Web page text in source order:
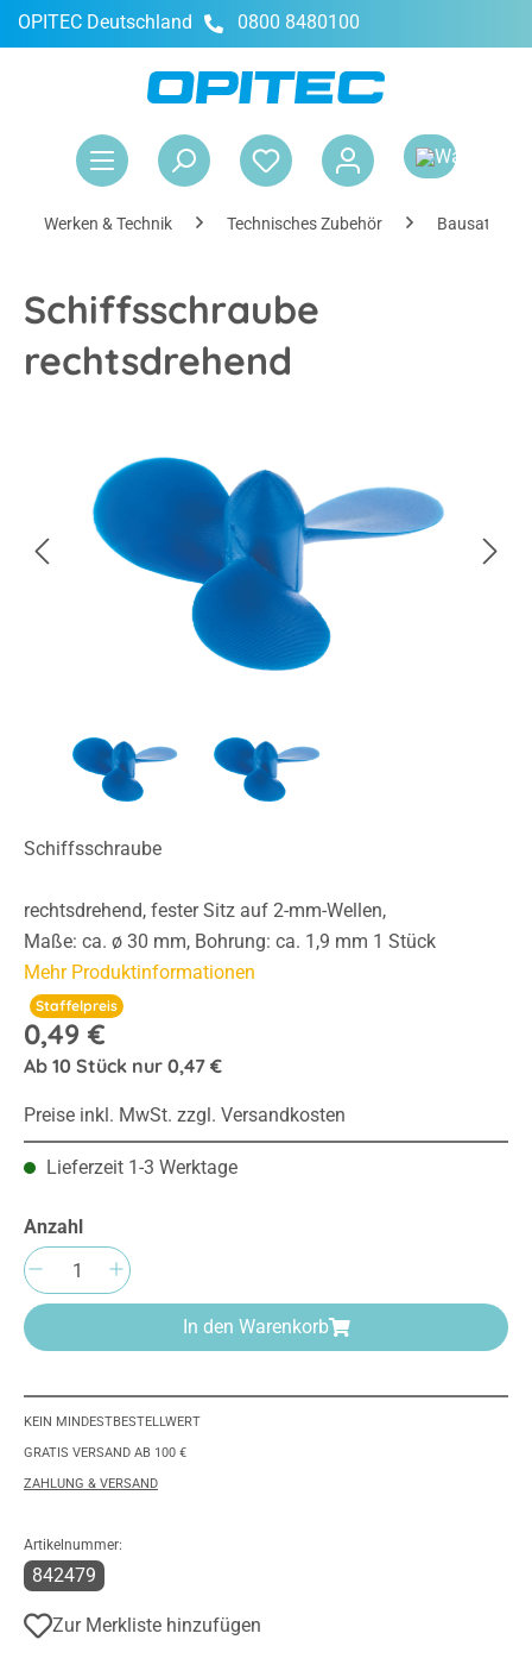
springen
OPITEC Deutschland 0800 8480100
Werken & Technik Technisches Zubehör
Schiffsschraube
rechtsdrehend
Schiffsschraube
rechtsdrehend, fester Sitz auf 2-mm-Wellen,
Maße: ca. ø 30 mm, Bohrung: ca. 1,9 mm 1 Stück
Mehr Produktinformationen
Staffelpreis
0,49 €
Ab 10 Stück nur 0,47 €
Preise inkl. MwSt. zzgl. Versandkosten
Lieferzeit 1-3 Werktage
Anzahl
Produkt Anzahl: Gib den gewünschten
In den Warenkorb
KEIN MINDESTBESTELLWERT
GRATIS VERSAND AB 100 €
ZAHLUNG & VERSAND
Artikelnummer:
842479
Zur Merkliste hinzufügen